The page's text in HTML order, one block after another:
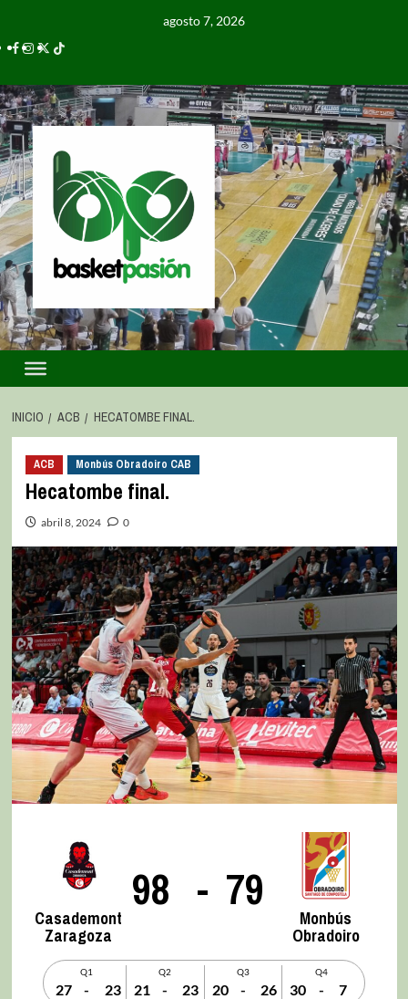
agosto 7, 2026
INICIO ACB HECATOMBE FINAL.
ACB Monbús Obradoiro CAB
Hecatombe final.
abril 8, 2024 0
Casademont
Zaragoza
98 - 79
Monbús
Obradoiro
Q1
27 - 23
Q2
21 - 23
Q3
20 - 26
Q4
30 - 7